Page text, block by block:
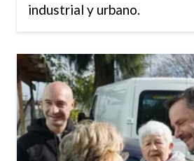
industrial y urbano.